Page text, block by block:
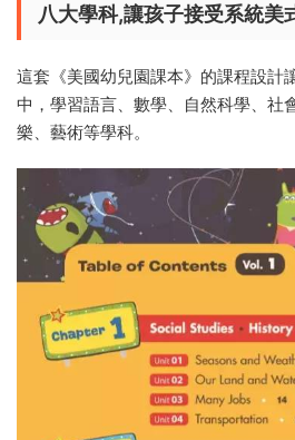
八大學科,讓孩子接受系統美
這套《美國幼兒園課本》的課程設計
中，學習語言、數學、自然科學、社
樂、藝術等學科。